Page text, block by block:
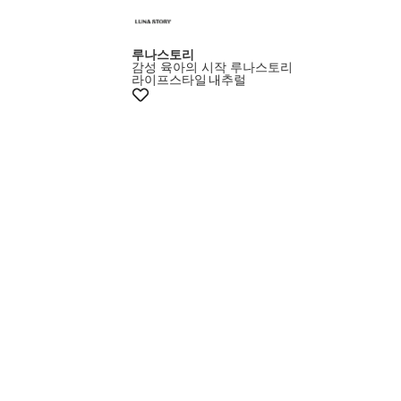
루나스토리
감성 육아의 시작 루나스토리
라이프스타일 내추럴